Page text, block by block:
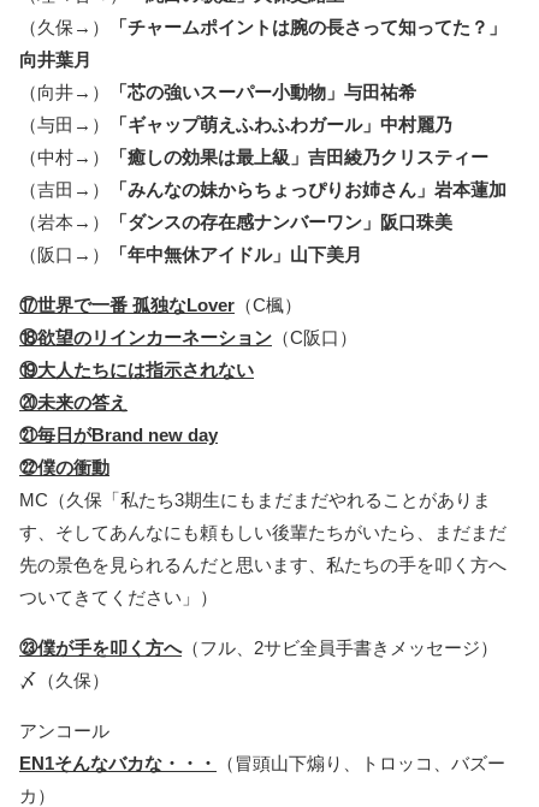
（久保→）
「チャームポイントは腕の長さって知ってた？」
向井葉月
（向井→）
「芯の強いスーパー小動物」与田祐希
（与田→）
「ギャップ萌えふわふわガール」中村麗乃
（中村→）
「癒しの効果は最上級」吉田綾乃クリスティー
（吉田→）
「みんなの妹からちょっぴりお姉さん」岩本蓮加
（岩本→）
「ダンスの存在感ナンバーワン」阪口珠美
（阪口→）
「年中無休アイドル」山下美月
⑰世界で一番 孤独なLover （C楓）
⑱欲望のリインカーネーション （C阪口）
⑲大人たちには指示されない
⑳未来の答え
㉑毎日がBrand new day
㉒僕の衝動
MC（久保「私たち3期生にもまだまだやれることがありま
す、そしてあんなにも頼もしい後輩たちがいたら、まだまだ
先の景色を見られるんだと思います、私たちの手を叩く方へ
ついてきてください」）
㉓僕が手を叩く方へ（フル、2サビ全員手書きメッセージ）
〆（久保）
アンコール
EN1そんなバカな・・・
（冒頭山下煽り、トロッコ、バズー
カ）